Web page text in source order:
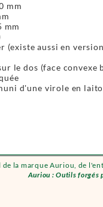
la marque Auriou, de
Auriou : Outils forgés
mm
mm
(existe aussi en
le dos (face convexe
d'une virole en